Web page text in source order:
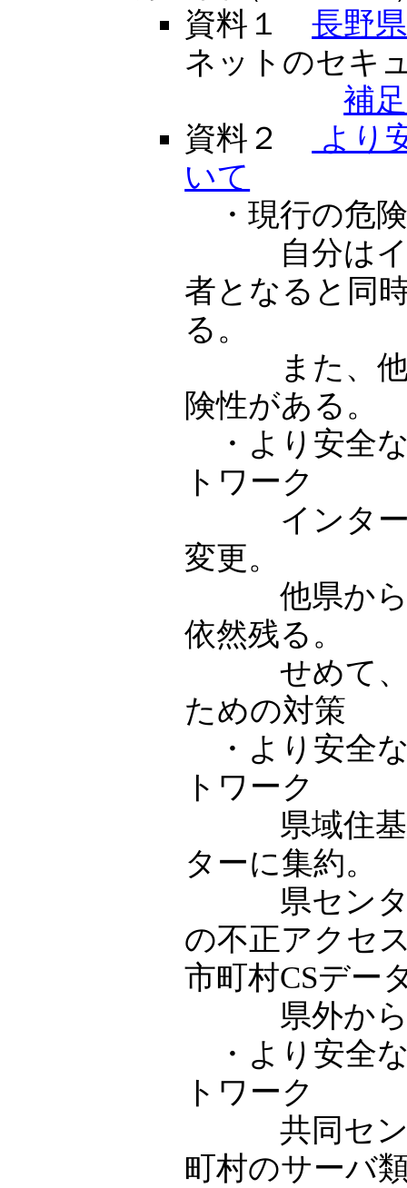
資料１長野
ネットのセキ
補
資料２
より
いて
・現行の危
自分はイン
者となると同
る。
また、他県
険性がある。
・より安全
トワーク
インターネ
変更。
他県から不
依然残る。
せめて、自
ための対策
・より安全
トワーク
県域住基網
ターに集約。
県センター
の不正アクセ
市町村CSデー
県外からの
・より安全
トワーク
共同センタ
町村のサーバ